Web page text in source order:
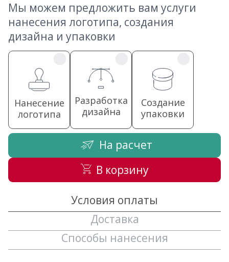
Мы можем предложить вам услуги
нанесения логотипа, создания
дизайна и упаковки
Нанесение
логотипа
Разработка
дизайна
Создание
упаковки
На расчет
В корзину
Условия оплаты
Доставка
Способы нанесения